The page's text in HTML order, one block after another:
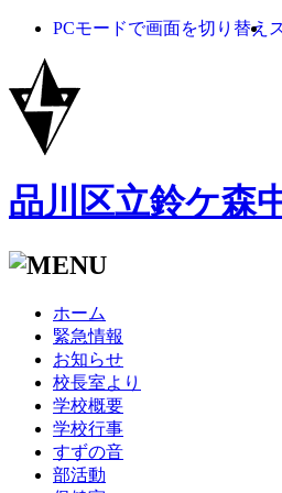
PCモードで画面を切り替え
品川区立鈴ケ森
ホーム
緊急情報
お知らせ
校長室より
学校概要
学校行事
すずの音
部活動